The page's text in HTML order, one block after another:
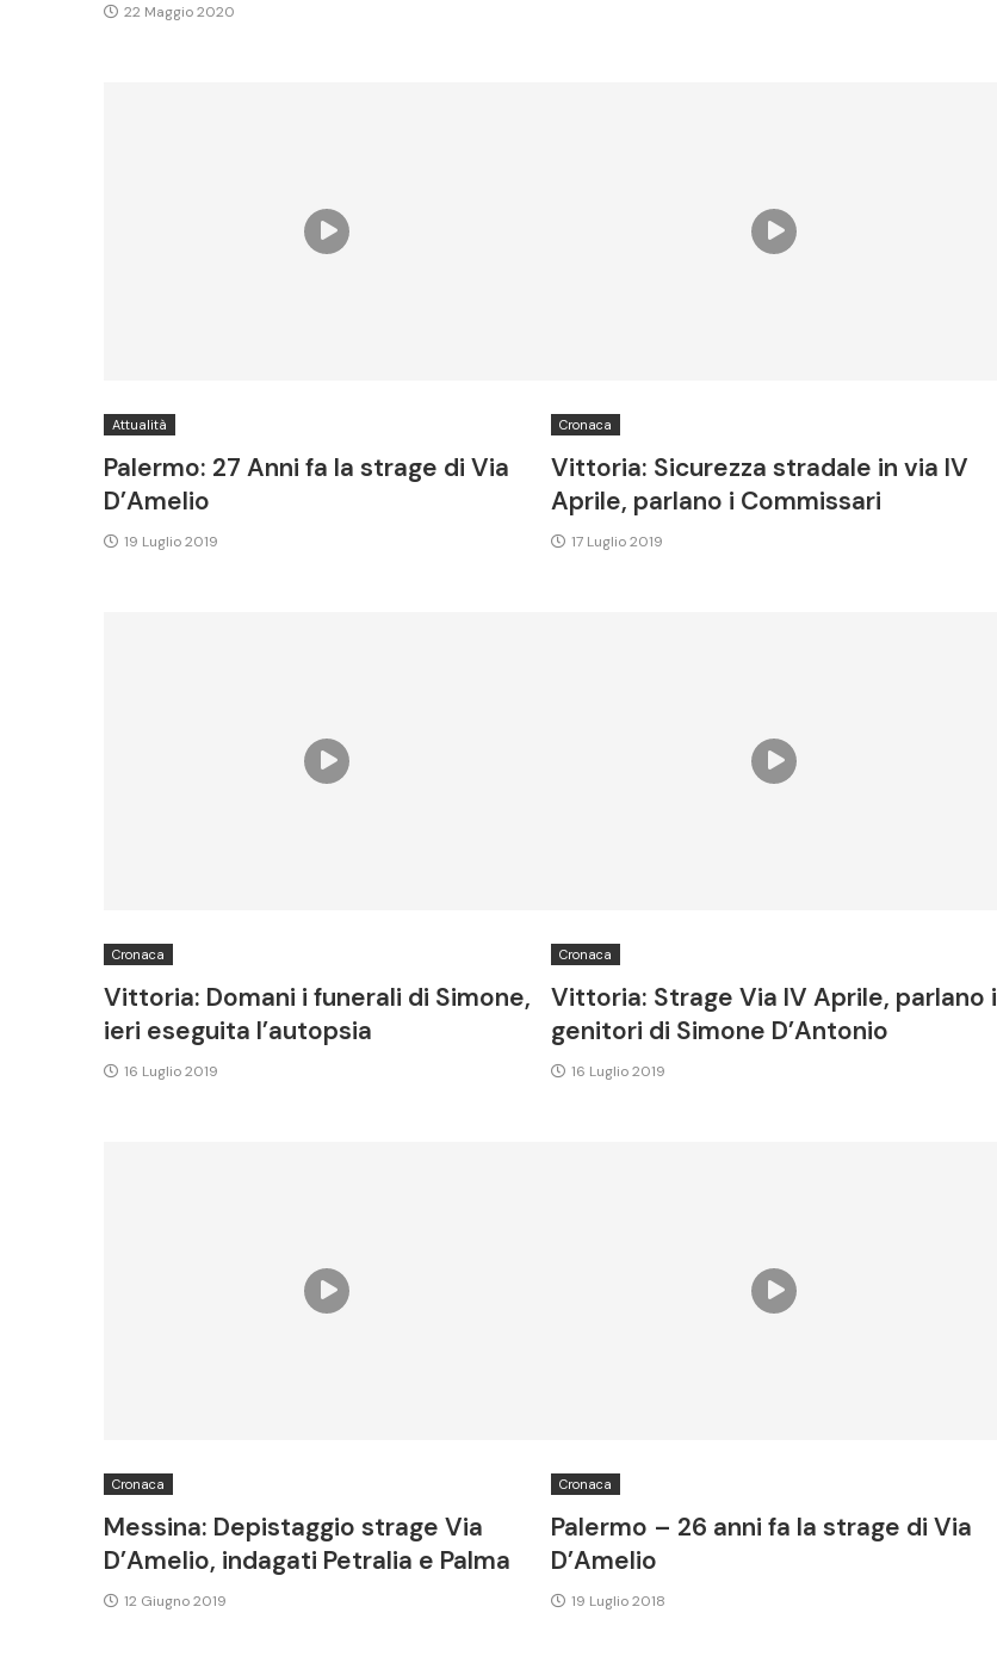
22 Maggio 2020
Attualità
Palermo: 27 Anni fa la strage di Via
D’Amelio
19 Luglio 2019
Cronaca
Vittoria: Sicurezza stradale in via IV
Aprile, parlano i Commissari
17 Luglio 2019
Cronaca
Vittoria: Domani i funerali di Simone,
ieri eseguita l’autopsia
16 Luglio 2019
Cronaca
Vittoria: Strage Via IV Aprile, parlano i
genitori di Simone D’Antonio
16 Luglio 2019
Cronaca
Messina: Depistaggio strage Via
D’Amelio, indagati Petralia e Palma
12 Giugno 2019
Cronaca
Palermo – 26 anni fa la strage di Via
D’Amelio
19 Luglio 2018